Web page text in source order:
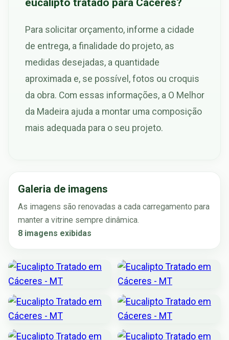
Para solicitar orçamento, informe a cidade
de entrega, a finalidade do projeto, as
medidas desejadas, a quantidade
aproximada e, se possível, fotos ou croquis
da obra. Com essas informações, a O Melhor
da Madeira ajuda a montar uma composição
mais adequada para o seu projeto.
Galeria de imagens
As imagens são renovadas a cada carregamento para
manter a vitrine sempre dinâmica.
8 imagens exibidas